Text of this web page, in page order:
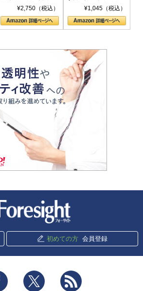
〈ヤヌス〉の二つ
の顔
¥2,750（税込）
ル新書)¥1,045（税込）
初めての方 会員登録
Facebook Twitter